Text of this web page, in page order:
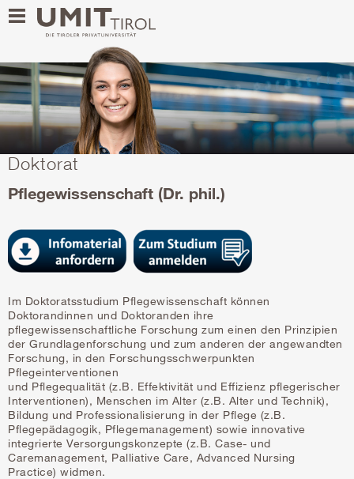
Doktorat
Pflegewissenschaft (Dr. phil.)
Im Doktoratsstudium Pflegewissenschaft können
Doktorandinnen und Doktoranden ihre
pflegewissenschaftliche Forschung zum einen den Prinzipien
der Grundlagenforschung und zum anderen der angewandten
Forschung, in den Forschungsschwerpunkten
Pflegeinterventionen
und Pflegequalität (z.B. Effektivität und Effizienz pflegerischer
Interventionen), Menschen im Alter (z.B. Alter und Technik),
Bildung und Professionalisierung in der Pflege (z.B.
Pflegepädagogik, Pflegemanagement) sowie innovative
integrierte Versorgungskonzepte (z.B. Case- und
Caremanagement, Palliative Care, Advanced Nursing
Practice) widmen.